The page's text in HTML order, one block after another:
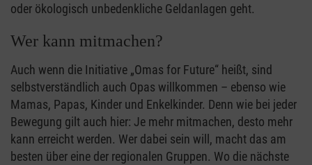
oder ökologisch unbedenkliche Geldanlagen geht.
Wer kann mitmachen?
Auch wenn die Initiative „Omas for Future“ heißt, sind
selbstverständlich auch Opas willkommen – ebenso wie
Mamas, Papas, Kinder und Enkelkinder. Denn wie bei jeder
Bewegung gilt auch hier: Je mehr mitmachen, desto mehr
kann erreicht werden. Wer dabei sein will, macht das am
besten über eine der regionalen Gruppen. Wo die nächste